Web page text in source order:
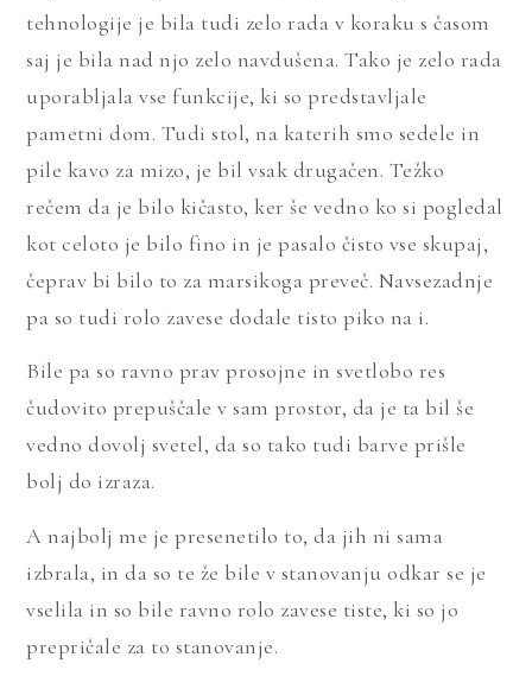
tehnologije je bila tudi zelo rada v koraku s časom
saj je bila nad njo zelo navdušena. Tako je zelo rada
uporabljala vse funkcije, ki so predstavljale
pametni dom. Tudi stol, na katerih smo sedele in
pile kavo za mizo, je bil vsak drugačen. Težko
rečem da je bilo kičasto, ker še vedno ko si pogledal
kot celoto je bilo fino in je pasalo čisto vse skupaj,
čeprav bi bilo to za marsikoga preveč. Navsezadnje
pa so tudi rolo zavese dodale tisto piko na i.
Bile pa so ravno prav prosojne in svetlobo res
čudovito prepuščale v sam prostor, da je ta bil še
vedno dovolj svetel, da so tako tudi barve prišle
bolj do izraza.
A najbolj me je presenetilo to, da jih ni sama
izbrala, in da so te že bile v stanovanju odkar se je
vselila in so bile ravno rolo zavese tiste, ki so jo
prepričale za to stanovanje.